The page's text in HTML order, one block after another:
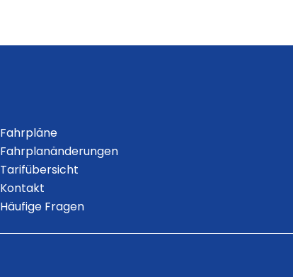
Fahrpläne
Fahrplanänderungen
Tarifübersicht
Kontakt
Häufige Fragen